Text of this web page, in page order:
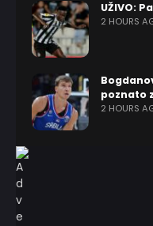
UŽIVO:
2 HOURS
poznato
2 HOURS